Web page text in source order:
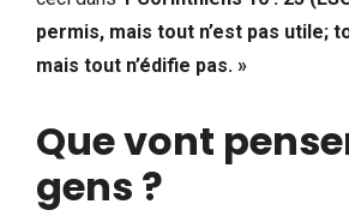
permis, mais tout n’est pas utile;
mais tout n’édifie pas. »
Que vont
gens ?